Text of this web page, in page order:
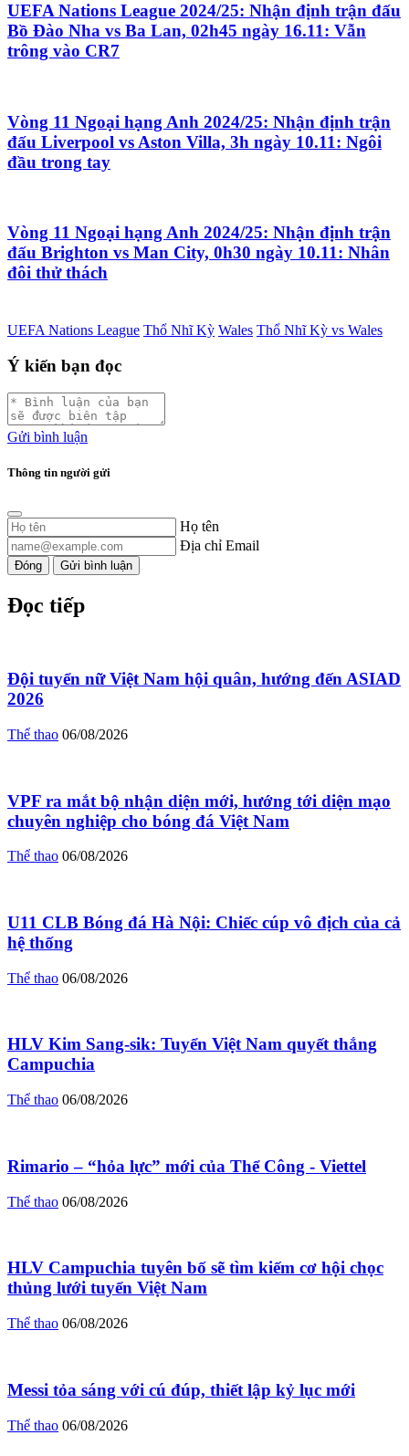
UEFA Nations League 2024/25: Nhận định trận đấu
Bồ Đào Nha vs Ba Lan, 02h45 ngày 16.11: Vẫn
trông vào CR7
Vòng 11 Ngoại hạng Anh 2024/25: Nhận định trận
đấu Liverpool vs Aston Villa, 3h ngày 10.11: Ngôi
đầu trong tay
Vòng 11 Ngoại hạng Anh 2024/25: Nhận định trận
đấu Brighton vs Man City, 0h30 ngày 10.11: Nhân
đôi thử thách
UEFA Nations League Thổ Nhĩ Kỳ Wales Thổ Nhĩ Kỳ vs Wales
Ý kiến bạn đọc
Gửi bình luận
Thông tin người gửi
Họ tên
Địa chỉ Email
Đóng Gửi bình luận
Đọc tiếp
Đội tuyển nữ Việt Nam hội quân, hướng đến ASIAD
2026
Thể thao 06/08/2026
VPF ra mắt bộ nhận diện mới, hướng tới diện mạo
chuyên nghiệp cho bóng đá Việt Nam
Thể thao 06/08/2026
U11 CLB Bóng đá Hà Nội: Chiếc cúp vô địch của cả
hệ thống
Thể thao 06/08/2026
HLV Kim Sang-sik: Tuyển Việt Nam quyết thắng
Campuchia
Thể thao 06/08/2026
Rimario – “hỏa lực” mới của Thể Công - Viettel
Thể thao 06/08/2026
HLV Campuchia tuyên bố sẽ tìm kiếm cơ hội chọc
thủng lưới tuyển Việt Nam
Thể thao 06/08/2026
Messi tỏa sáng với cú đúp, thiết lập kỷ lục mới
Thể thao 06/08/2026